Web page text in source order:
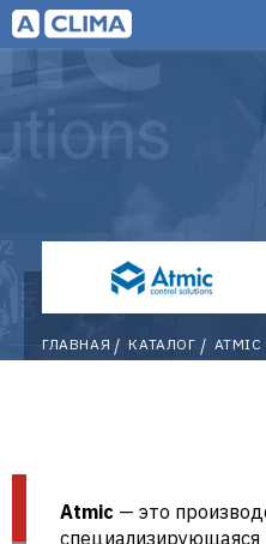
Aclima –
климатического
оборудования
ATMIC
ГЛАВНАЯ КАТАЛОГ ATMIC
Atmic — это
специализирующаяся